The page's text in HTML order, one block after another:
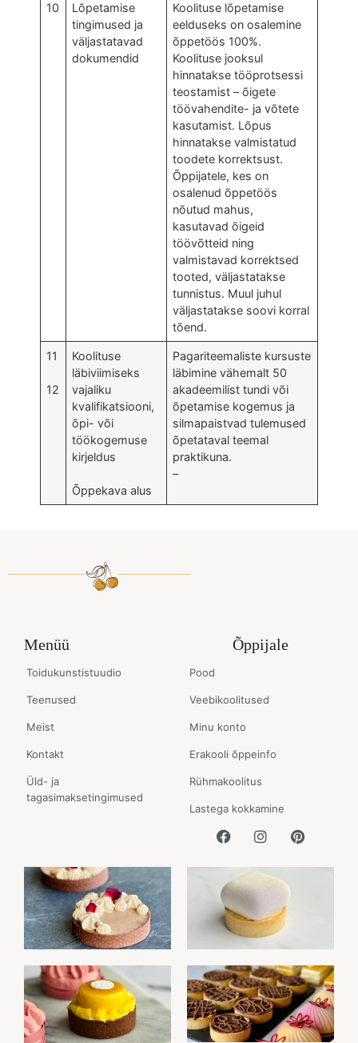
10
Lõpetamise
tingimused ja
väljastatavad
dokumendid
Koolituse lõpetamise
eelduseks on osalemine
õppetöös 100%.
Koolituse jooksul
hinnatakse tööprotsessi
teostamist – õigete
töövahendite- ja võtete
kasutamist. Lõpus
hinnatakse valmistatud
toodete korrektsust.
Õppijatele, kes on
osalenud õppetöös
nõutud mahus,
kasutavad õigeid
töövõtteid ning
valmistavad korrektsed
tooted, väljastatakse
tunnistus. Muul juhul
väljastatakse soovi korral
tõend.
11
12
Koolituse
läbiviimiseks
vajaliku
kvalifikatsiooni,
õpi- või
töökogemuse
kirjeldus
Õppekava alus
Pagariteemaliste kursuste
läbimine vähemalt 50
akadeemilist tundi või
õpetamise kogemus ja
silmapaistvad tulemused
õpetataval teemal
praktikuna.
–
Menüü
Toidukunstistuudio
Teenused
Meist
Kontakt
Üld- ja
tagasimaksetingimused
Õppijale
Pood
Veebikoolitused
Minu konto
Erakooli õppeinfo
Rühmakoolitus
Lastega kokkamine